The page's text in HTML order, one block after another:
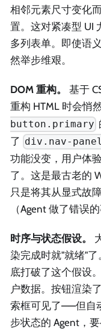
相邻元素尺寸变化
置。这对紧凑型 UI
多列表单。即使语
然举步维艰。
DOM 重构。
基于
重构 HTML 时会悄
button.primary
了 div.nav-
功能没变，用户体
了。这是最古老的
只是将其从显式故
（Agent 做了错误的
时序与状态假设。
染完成时就"就绪"了
底打破了这个假设
户数据。按钮渲染
索框可见了——但自
步状态的 Agent，